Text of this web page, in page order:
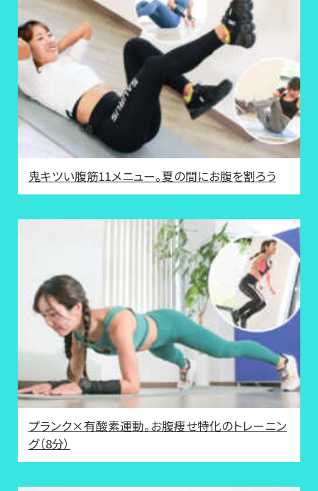
鬼キツい腹筋11メニュー。夏の間にお腹を割ろう
プランク×有酸素運動。お腹痩せ特化のトレーニン
グ（8分）